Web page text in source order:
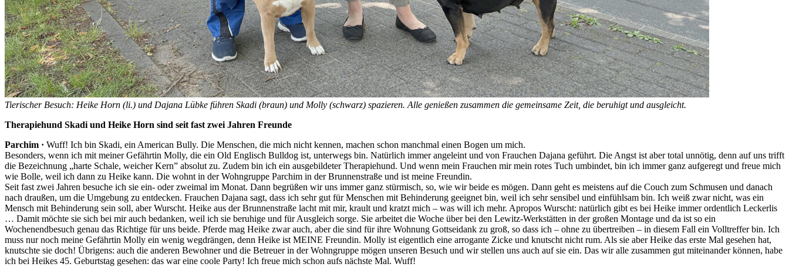
Tierischer Besuch: Heike Horn (li.) und Dajana Lübke führen Skadi (braun) und Molly (schwarz) spazieren. Alle genießen zusammen die gemeinsame Zeit, die beruhigt und ausgleicht.
Therapiehund Skadi und Heike Horn sind seit fast zwei Jahren Freunde
Parchim · Wuff! Ich bin Skadi, ein American Bully. Die Menschen, die mich nicht kennen, machen schon manchmal einen Bogen um mich.
Besonders, wenn ich mit meiner Gefährtin Molly, die ein Old Englisch Bulldog ist, unterwegs bin. Natürlich immer angeleint und von Frauchen Dajana geführt. Die Angst ist aber total unnötig, denn auf uns trifft
die Bezeichnung „harte Schale, weicher Kern” absolut zu. Zudem bin ich ein ausgebildeter Therapiehund. Und wenn mein Frauchen mir mein rotes Tuch umbindet, bin ich immer ganz aufgeregt und freue mich
wie Bolle, weil ich dann zu Heike kann. Die wohnt in der Wohngruppe Parchim in der Brunnenstraße und ist meine Freundin.
Seit fast zwei Jahren besuche ich sie ein- oder zweimal im Monat. Dann begrüßen wir uns immer ganz stürmisch, so, wie wir beide es mögen. Dann geht es meistens auf die Couch zum Schmusen und danach
nach draußen, um die Umgebung zu entdecken. Frauchen Dajana sagt, dass ich sehr gut für Menschen mit Behinderung geeignet bin, weil ich sehr sensibel und einfühlsam bin. Ich weiß zwar nicht, was ein
Mensch mit Behinderung sein soll, aber Wurscht. Heike aus der Brunnenstraße lacht mit mir, krault und kratzt mich – was will ich mehr. Apropos Wurscht: natürlich gibt es bei Heike immer ordentlich Leckerlis
… Damit möchte sie sich bei mir auch bedanken, weil ich sie beruhige und für Ausgleich sorge. Sie arbeitet die Woche über bei den Lewitz-Werkstätten in der großen Montage und da ist so ein
Wochenendbesuch genau das Richtige für uns beide. Pferde mag Heike zwar auch, aber die sind für ihre Wohnung Gottseidank zu groß, so dass ich – ohne zu übertreiben – in diesem Fall ein Volltreffer bin. Ich
muss nur noch meine Gefährtin Molly ein wenig wegdrängen, denn Heike ist MEINE Freundin. Molly ist eigentlich eine arrogante Zicke und knutscht nicht rum. Als sie aber Heike das erste Mal gesehen hat,
knutschte sie doch! Übrigens: auch die anderen Bewohner und die Betreuer in der Wohngruppe mögen unseren Besuch und wir stellen uns auch auf sie ein. Das wir alle zusammen gut miteinander können, habe
ich bei Heikes 45. Geburtstag gesehen: das war eine coole Party! Ich freue mich schon aufs nächste Mal. Wuff!